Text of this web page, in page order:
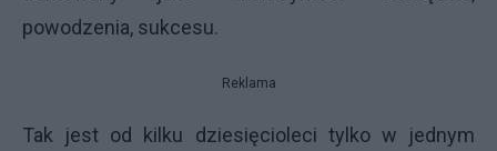
powodzenia, sukcesu.
Reklama
Tak jest od kilku dziesięcioleci tylko w jednym